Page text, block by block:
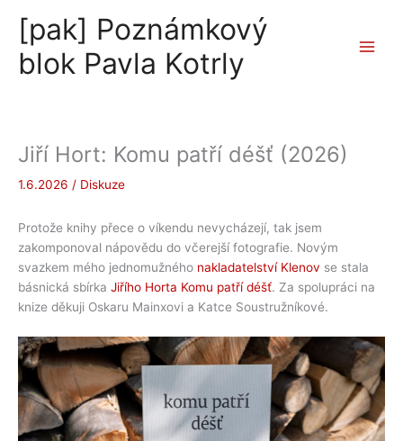
obsah
[pak] Poznámkový
blok Pavla Kotrly
Jiří Hort: Komu patří déšť (2026)
1.6.2026 / Diskuze
Protože knihy přece o víkendu nevycházejí, tak jsem
zakomponoval nápovědu do včerejší fotografie. Novým
svazkem mého jednomužného nakladatelství Klenov se stala
básnická sbírka Jiřího Horta Komu patří déšť. Za spolupráci na
knize děkuji Oskaru Mainxovi a Katce Soustružníkové.